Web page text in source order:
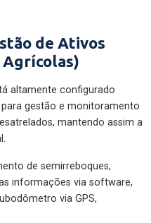
de Ativos
Agrícolas)
altamente configurado
gestão e monitoramento
mantendo assim a
de semirreboques,
informações via software,
via GPS,